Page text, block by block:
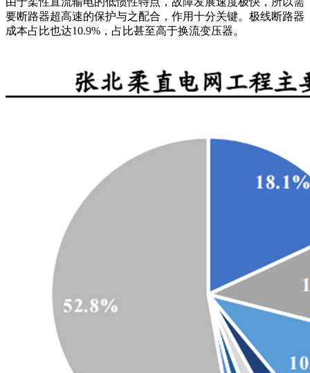
要断路器超高速的保护与之配合，作用十分关键。极线断路器
成本占比也达10.9%，占比甚至高于换流变压器。